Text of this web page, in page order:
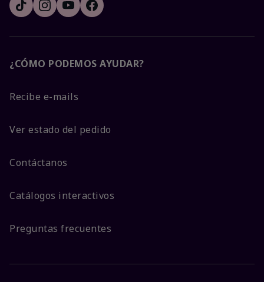
¿CÓMO PODEMOS AYUDAR?
Recibe e-mails
Ver estado del pedido
Contáctanos
Catálogos interactivos
Preguntas frecuentes